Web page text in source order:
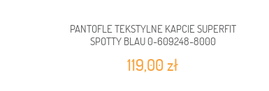
PANTOFLE TEKSTYLNE KAPCIE SUPERFIT
SPOTTY BLAU 0-609248-8000
119,00 zł